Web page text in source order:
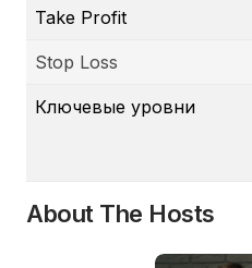
Take Profit
Stop Loss
Ключевые уровни
About The Hosts